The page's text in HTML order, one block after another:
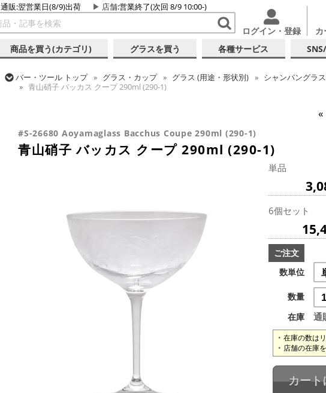
通販:翌営業日(8/9)出荷 店舗:営業終了(次回 8/9 10:00-)
ログイン・登録 カ
商品を買う(カテゴリ) グラスを買う 各種サービス
バー・ツール トップ グラス・カップ グラス (用途・形状別)
シャンパングラス
青山硝子 バッカス クープ 290ml (290-1)
#S-26680 Aoyamaglass Bacchus Coupe 290ml (290-1)
青山硝子 バッカス クープ 290ml (290-1)
単品
6個セット
ご注文
数単位
数量
在庫
通
在庫の数は
店舗の在庫
カート